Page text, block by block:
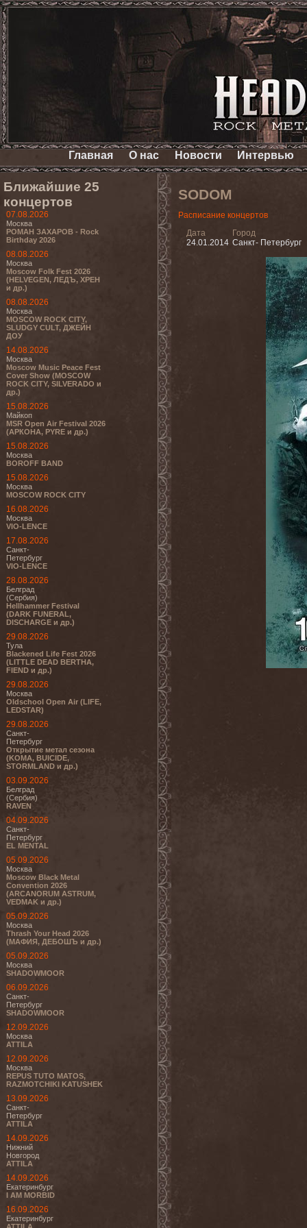
Главная О нас Новости Интервью
Ближайшие 25
концертов
07.08.2026
Москва
РОМАН ЗАХАРОВ - Rock
Birthday 2026
08.08.2026
Москва
Moscow Folk Fest 2026
(HELVEGEN, ЛЕДЪ, ХРЕН
и др.)
08.08.2026
Москва
MOSCOW ROCK CITY,
SLUDGY CULT, ДЖЕЙН
ДОУ
14.08.2026
Москва
Moscow Music Peace Fest
Cover Show (MOSCOW
ROCK CITY, SILVERADO и
др.)
15.08.2026
Майкоп
MSR Open Air Festival 2026
(АРКОНА, PYRE и др.)
15.08.2026
Москва
BOROFF BAND
15.08.2026
Москва
MOSCOW ROCK CITY
16.08.2026
Москва
VIO-LENCE
17.08.2026
Санкт-
Петербург
VIO-LENCE
28.08.2026
Белград
(Сербия)
Hellhammer Festival
(DARK FUNERAL,
DISCHARGE и др.)
29.08.2026
Тула
Blackened Life Fest 2026
(LITTLE DEAD BERTHA,
FIEND и др.)
29.08.2026
Москва
Oldschool Open Air (LIFE,
LEDSTAR)
29.08.2026
Санкт-
Петербург
Открытие метал сезона
(KOMA, BUICIDE,
STORMLAND и др.)
03.09.2026
Белград
(Сербия)
RAVEN
04.09.2026
Санкт-
Петербург
EL MENTAL
05.09.2026
Москва
Moscow Black Metal
Convention 2026
(ARCANORUM ASTRUM,
VEDMAK и др.)
05.09.2026
Москва
Thrash Your Head 2026
(МАФИЯ, ДЕБОШЪ и др.)
05.09.2026
Москва
SHADOWMOOR
06.09.2026
Санкт-
Петербург
SHADOWMOOR
12.09.2026
Москва
ATTILA
12.09.2026
Москва
REPUS TUTO MATOS,
RAZMOTCHIKI KATUSHEK
13.09.2026
Санкт-
Петербург
ATTILA
14.09.2026
Нижний
Новгород
ATTILA
14.09.2026
Екатеринбург
I AM MORBID
16.09.2026
Екатеринбург
SODOM
Расписание концертов
Дата
24.01.2014
Город
Санкт- Петербург